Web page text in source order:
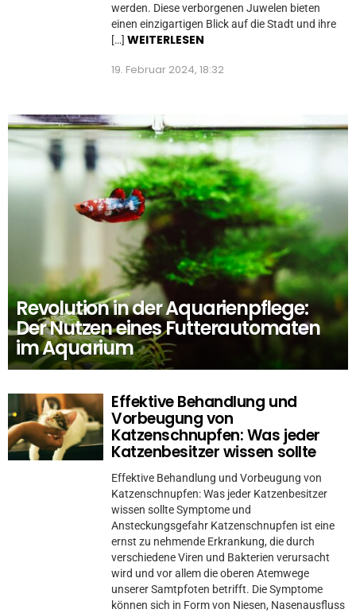
werden. Diese verborgenen Juwelen bieten
einen einzigartigen Blick auf die Stadt und ihre
[…] WEITERLESEN
19. Februar 2024, 18:32
Revolution in der Aquarienpflege:
Der Nutzen eines Futterautomaten
im Aquarium
Effektive Behandlung und
Vorbeugung von
Katzenschnupfen: Was jeder
Katzenbesitzer wissen sollte
Effektive Behandlung und Vorbeugung von
Katzenschnupfen: Was jeder Katzenbesitzer
wissen sollte Symptome und
Ansteckungsgefahr Katzenschnupfen ist eine
ernst zu nehmende Erkrankung, die durch
verschiedene Viren und Bakterien verursacht
wird und vor allem die oberen Atemwege
unserer Samtpfoten betrifft. Die Symptome
können sich in Form von Niesen, Nasenausfluss